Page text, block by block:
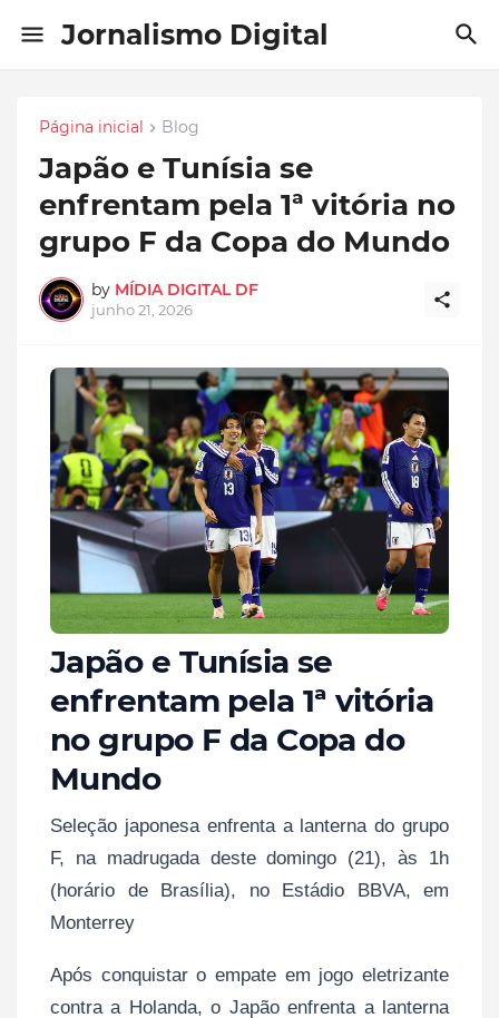
Jornalismo Digital
Página inicial Blog
Japão e Tunísia se
enfrentam pela 1ª vitória no
grupo F da Copa do Mundo
by MÍDIA DIGITAL DF
junho 21, 2026
Japão e Tunísia se
enfrentam pela 1ª vitória
no grupo F da Copa do
Mundo
Seleção japonesa enfrenta a lanterna do grupo
F, na madrugada deste domingo (21), às 1h
(horário de Brasília), no Estádio BBVA, em
Monterrey
Após conquistar o empate em jogo eletrizante
contra a Holanda, o Japão enfrenta a lanterna